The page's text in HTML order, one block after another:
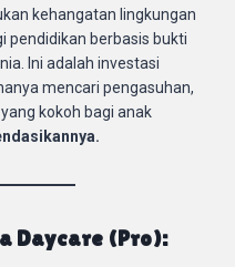
kehangatan lingkungan
pendidikan berbasis bukti
Ini adalah investasi
mencari pengasuhan,
kokoh bagi anak
Daycare (Pro):